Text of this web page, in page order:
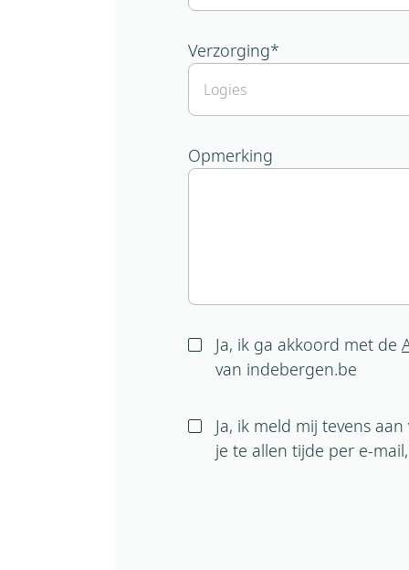
Verzorging*
Opmerking
Ja, ik ga akkoord met de
van indebergen.be
Ja, ik meld mij tevens
je te allen tijde per e-